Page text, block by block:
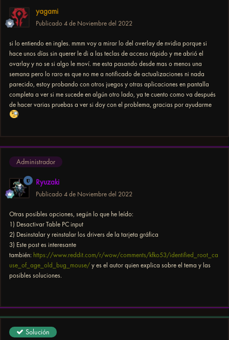
yagami
Publicado 4 de Noviembre del 2022
si lo entiendo en ingles. mmm voy a mirar lo del overlay de nvidia porque si
hace unos días sin querer le di a las teclas de acceso rápido y me abrió el
ovarlay y no se si algo le moví. me esta pasando desde mas o menos una
semana pero lo raro es que no me a notificado de actualizaciones ni nada
parecido, estoy probando con otros juegos y otras aplicaciones en pantalla
completa a ver si me sucede en algún otro lado, ya te cuento como va después
de hacer varias pruebas a ver si doy con el problema, gracias por ayudarme
Administrador
Ryuzaki
Publicado 4 de Noviembre del 2022
Otras posibles opciones, según lo que he leído:
1) Desactivar Table PC input
2) Desinstalar y reinstalar los drivers de la tarjeta gráfica
3) Este post es interesante
también: https://www.reddit.com/r/wow/comments/kfko53/identified_root_ca
use_of_age_old_bug_mouse/ y es el autor quien explica sobre el tema y las
posibles soluciones.
Solución